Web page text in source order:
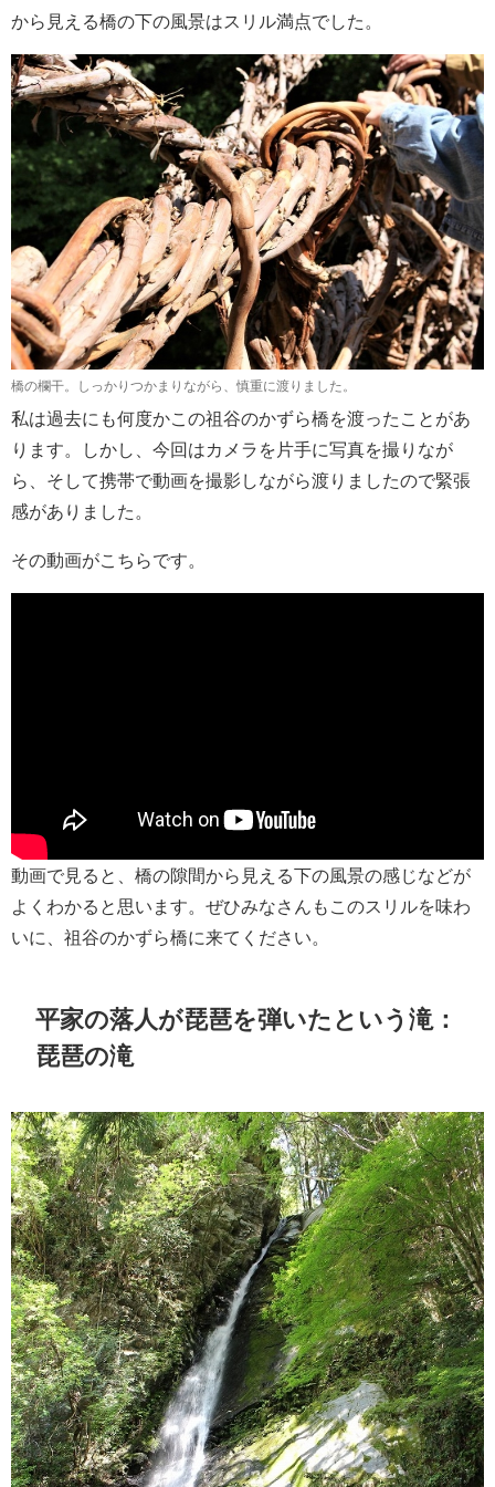
から見える橋の下の風景はスリル満点でした。
橋の欄干。しっかりつかまりながら、慎重に渡りました。
私は過去にも何度かこの祖谷のかずら橋を渡ったことがあ
ります。しかし、今回はカメラを片手に写真を撮りなが
ら、そして携帯で動画を撮影しながら渡りましたので緊張
感がありました。
その動画がこちらです。
動画で見ると、橋の隙間から見える下の風景の感じなどが
よくわかると思います。ぜひみなさんもこのスリルを味わ
いに、祖谷のかずら橋に来てください。
平家の落人が琵琶を弾いたという滝：
琵琶の滝